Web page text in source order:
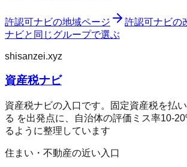
許認可ナビの地域ページ 許認可ナビの
ナビと同じグループで選ぶ
shisanzei.xyz
資産税ナビ
資産税ナビの入口です。固定資産税を払
る を出発点に、自治体の評価ミス率10-
るように整理しています
住まい・不動産の近い入口